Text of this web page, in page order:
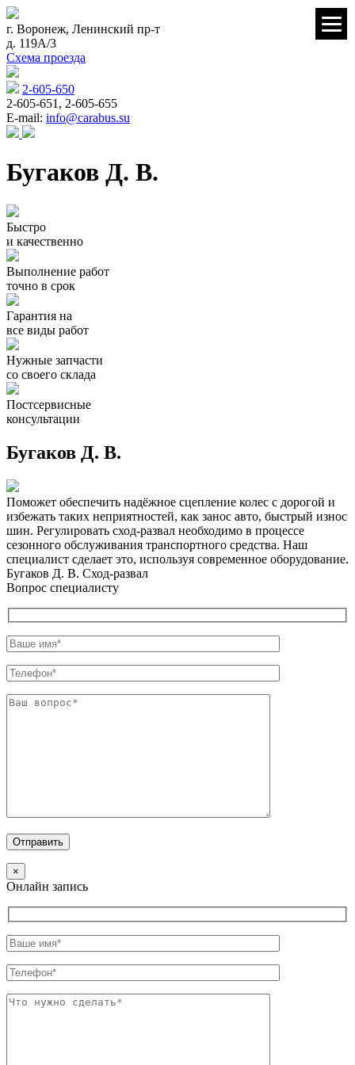
г. Воронеж, Ленинский пр-т
д. 119А/3
Схема проезда
2-605-650
2-605-651, 2-605-655
E-mail: info@carabus.su
Бугаков Д. В.
Быстро
и качественно
Выполнение работ
точно в срок
Гарантия на
все виды работ
Нужные запчасти
со своего склада
Постсервисные
консультации
Бугаков Д. В.
Поможет обеспечить надёжное сцепление колес с дорогой и
избежать таких неприятностей, как занос авто, быстрый износ
шин. Регулировать сход-развал необходимо в процессе
сезонного обслуживания транспортного средства. Наш
специалист сделает это, используя современное оборудование.
Бугаков Д. В. Сход-развал
Вопрос специалисту
×
Онлайн запись